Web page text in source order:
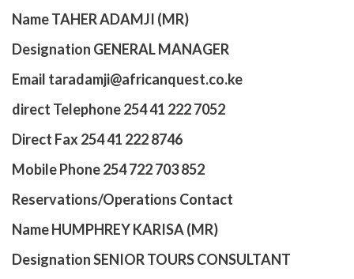
Name TAHER ADAMJI (MR)
Designation GENERAL MANAGER
Email taradamji@africanquest.co.ke
direct Telephone 254 41 222 7052
Direct Fax 254 41 222 8746
Mobile Phone 254 722 703 852
Reservations/Operations Contact
Name HUMPHREY KARISA (MR)
Designation SENIOR TOURS CONSULTANT